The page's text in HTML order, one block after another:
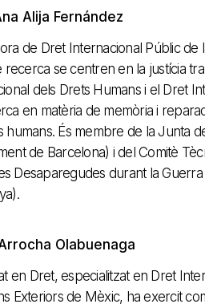
Alija Fernández
de Dret Internacional Públic de
recerca se centren en la justícia
dels Drets Humans i el Dret
en matèria de memòria i
humans. És membre de la Junta
de Barcelona) i del Comitè
Desaparegudes durant la
Olabuenaga
en Dret, especialitzat en Dret
Exteriors de Mèxic, ha exercit